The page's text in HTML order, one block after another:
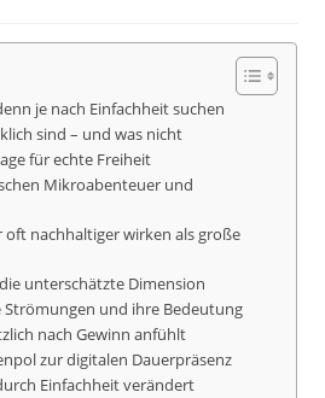
je nach Einfachheit suchen
sind – und was nicht
für echte Freiheit
Mikroabenteuer und
nachhaltiger wirken als große
unterschätzte Dimension
Strömungen und ihre Bedeutung
nach Gewinn anfühlt
zur digitalen Dauerpräsenz
Einfachheit verändert